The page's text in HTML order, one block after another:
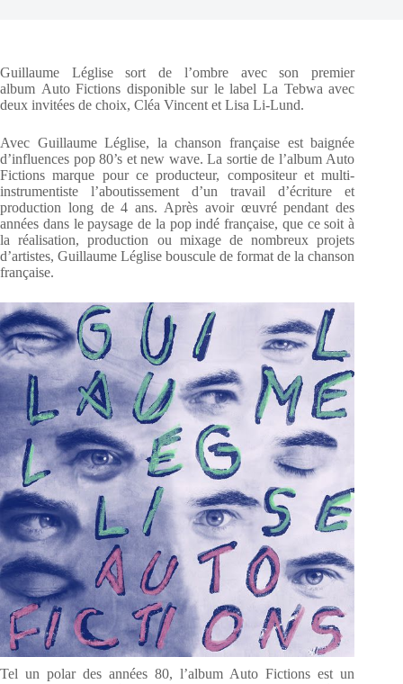
Guillaume Léglise sort de l’ombre avec son premier
album Auto Fictions disponible sur le label La Tebwa avec
deux invitées de choix, Cléa Vincent et Lisa Li-Lund.
Avec Guillaume Léglise, la chanson française est baignée
d’influences pop 80’s et new wave. La sortie de l’album Auto
Fictions marque pour ce producteur, compositeur et multi-
instrumentiste l’aboutissement d’un travail d’écriture et
production long de 4 ans. Après avoir œuvré pendant des
années dans le paysage de la pop indé française, que ce soit à
la réalisation, production ou mixage de nombreux projets
d’artistes, Guillaume Léglise bouscule de format de la chanson
française.
Tel un polar des années 80, l’album Auto Fictions est un